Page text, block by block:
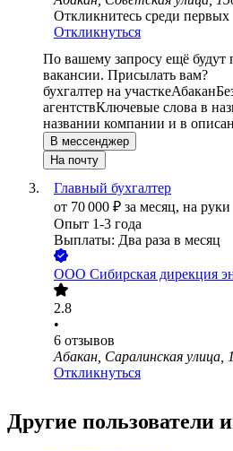
Откликнитесь среди первых
Откликнуться
По вашему запросу ещё будут
вакансии. Присылать вам?
бухгалтер на участкеАбакан
агентствКлючевые слова в
названии компании и в
В мессенджер
На почту
Главный бухгалтер
от 70 000 ₽ за месяц, на руки
Опыт 1-3 года
Выплаты: Два раза в месяц
ООО Сибирская дирекция
2.8
•
6 отзывов
Абакан, Саралинская улица,
Откликнуться
Другие пользователи